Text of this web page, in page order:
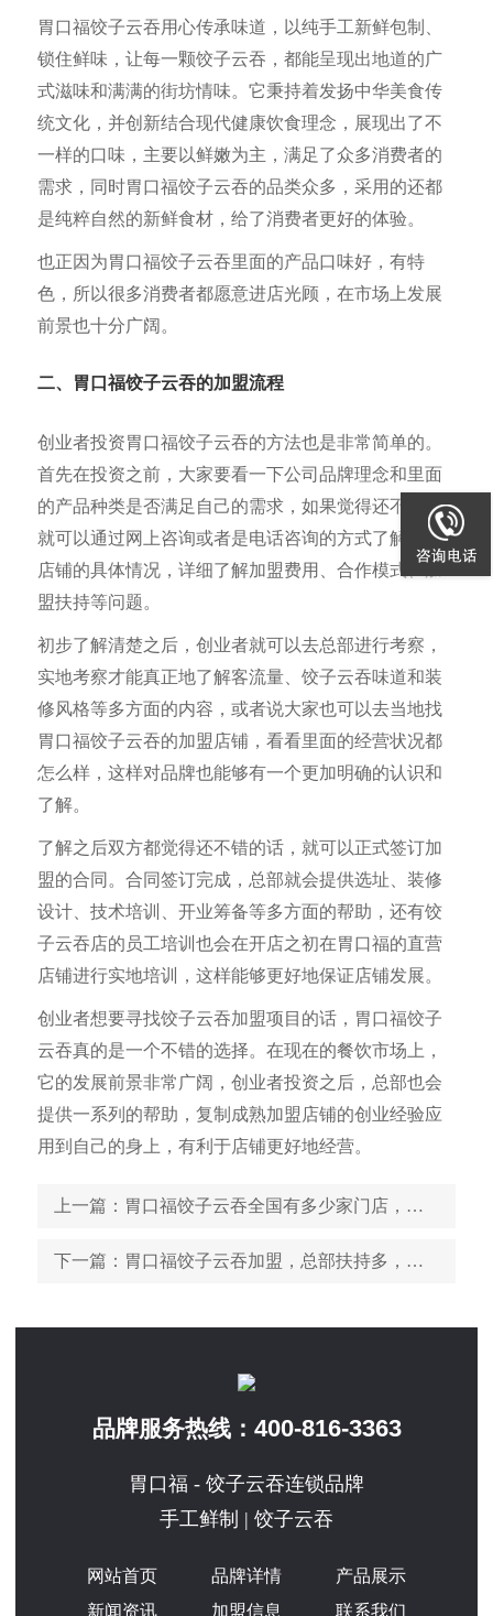
胃口福饺子云吞用心传承味道，以纯手工新鲜包制、
锁住鲜味，让每一颗饺子云吞，都能呈现出地道的广
式滋味和满满的街坊情味。它秉持着发扬中华美食传
统文化，并创新结合现代健康饮食理念，展现出了不
一样的口味，主要以鲜嫩为主，满足了众多消费者的
需求，同时胃口福饺子云吞的品类众多，采用的还都
是纯粹自然的新鲜食材，给了消费者更好的体验。
也正因为胃口福饺子云吞里面的产品口味好，有特
色，所以很多消费者都愿意进店光顾，在市场上发展
前景也十分广阔。
二、胃口福饺子云吞的加盟流程
创业者投资胃口福饺子云吞的方法也是非常简单的。
首先在投资之前，大家要看一下公司品牌理念和里面
的产品种类是否满足自己的需求，如果觉得还不错，
就可以通过网上咨询或者是电话咨询的方式了解加盟
店铺的具体情况，详细了解加盟费用、合作模式、加
盟扶持等问题。
初步了解清楚之后，创业者就可以去总部进行考察，
实地考察才能真正地了解客流量、饺子云吞味道和装
修风格等多方面的内容，或者说大家也可以去当地找
胃口福饺子云吞的加盟店铺，看看里面的经营状况都
怎么样，这样对品牌也能够有一个更加明确的认识和
了解。
了解之后双方都觉得还不错的话，就可以正式签订加
盟的合同。合同签订完成，总部就会提供选址、装修
设计、技术培训、开业筹备等多方面的帮助，还有饺
子云吞店的员工培训也会在开店之初在胃口福的直营
店铺进行实地培训，这样能够更好地保证店铺发展。
创业者想要寻找饺子云吞加盟项目的话，胃口福饺子
云吞真的是一个不错的选择。在现在的餐饮市场上，
它的发展前景非常广阔，创业者投资之后，总部也会
提供一系列的帮助，复制成熟加盟店铺的创业经验应
用到自己的身上，有利于店铺更好地经营。
上一篇 ：胃口福饺子云吞全国有多少家门店，发展前景好不好
下一篇 ：胃口福饺子云吞加盟，总部扶持多，是不可错过的创业好项目！
品牌服务热线： 400-816-3363
胃口福 - 饺子云吞连锁品牌
手工鲜制 | 饺子云吞
网站首页 品牌详情
产品展示
新闻资讯
加盟信息 联系我们